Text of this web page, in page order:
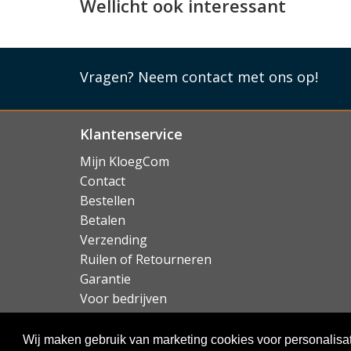
Wij maken gebruik van marketing cookies voor
Lees
Wellicht ook interessant
Vragen? Neem contact met ons op!
Klantenservice
Mijn KloegCom
Contact
Bestellen
Betalen
Verzending
Ruilen of Retourneren
Garantie
Voor bedrijven
Over KloegCom.nl